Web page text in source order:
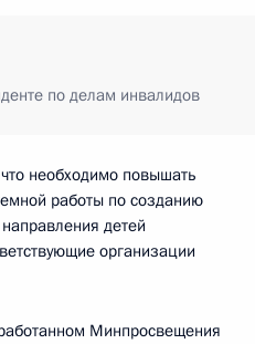
по делам инвалидов
необходимо повышать
работы по созданию
детей
организации
Минпросвещения